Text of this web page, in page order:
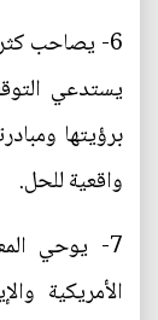
6- يصاحب
يستدعي
برؤيتها
واقعية للحل.
7- يوحي
الأمريكية